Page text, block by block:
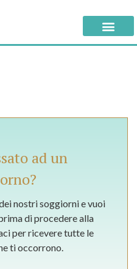
ad un
nostri soggiorni e vuoi
di procedere alla
per ricevere tutte le
ti occorrono.